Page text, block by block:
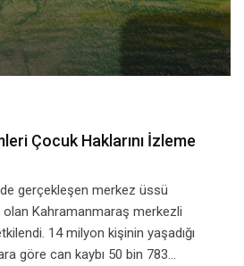
Çocuk Haklarını İzleme
gerçekleşen merkez üssü
olan Kahramanmaraş merkezli
14 milyon kişinin yaşadığı
göre can kaybı 50 bin 783…